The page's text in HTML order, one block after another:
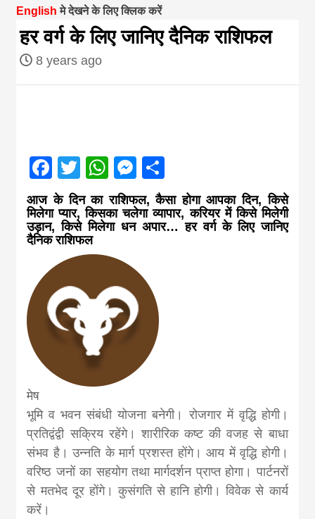
magazine of
Nepal brings
from
news,
khabar
English मे देखने के लिए क्लिक करें
हर वर्ग के लिए जानिए दैनिक राशिफल
8 years ago
Facebook
Twitter
WhatsApp
Messenger
आज के दिन का राशिफल, कैसा होगा आपका दिन, किसे
मिलेगा प्यार, किसका चलेगा व्यापार, करियर में किसे मिलेगी
उड़ान, किसे मिलेगा धन अपार… हर वर्ग के लिए जानिए
दैनिक राशिफल
मेष
भूमि व भवन संबंधी योजना बनेगी। रोजगार में वृद्धि होगी।
प्रतिद्वंद्वी सक्रिय रहेंगे। शारीरिक कष्ट की वजह से बाधा
संभव है। उन्नति के मार्ग प्रशस्त होंगे। आय में वृद्धि होगी।
वरिष्ठ जनों का सहयोग तथा मार्गदर्शन प्राप्त होगा। पार्टनरों
से मतभेद दूर होंगे। कुसंगति से हानि होगी। विवेक से कार्य
करें।